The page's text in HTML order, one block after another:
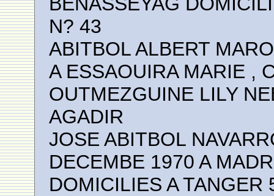
N? 43
ABITBOL ALBERT
A ESSAOUIRA MARIE ,
OUTMEZGUINE LILY
AGADIR
JOSE ABITBOL
DECEMBE 1970 A
DOMICILIES A TANGER